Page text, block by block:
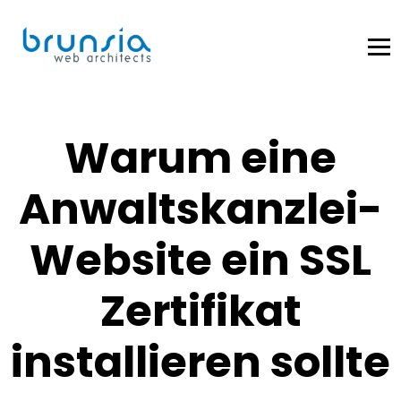
Warum eine
Anwaltskanzlei-
Website ein SSL
Zertifikat
installieren sollte